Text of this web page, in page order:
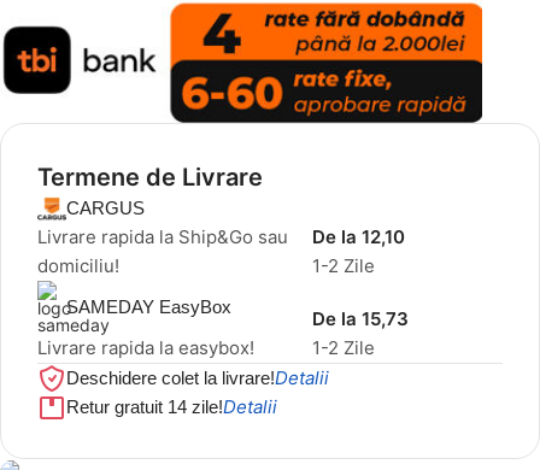
Termene de Livrare
CARGUS
Livrare rapida la Ship&Go sau
domiciliu!
1-2 Zile
De la 12,10
SAMEDAY EasyBox
Livrare rapida la easybox! 1-2 Zile
De la 15,73
Deschidere colet la livrare!Detalii
Retur gratuit 14 zile!Detalii